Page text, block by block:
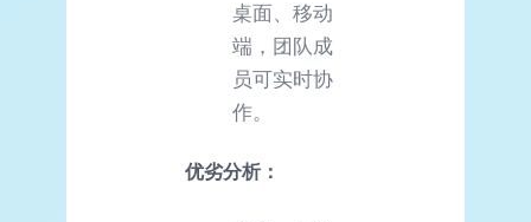
桌面、移动
端，团队成
员可实时协
作。
优劣分析：